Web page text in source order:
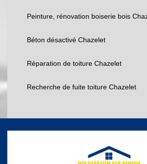
Peinture, rénovation boiserie bois
Béton désactivé Chazelet
Réparation de toiture Chazelet
Recherche de fuite toiture Chazelet